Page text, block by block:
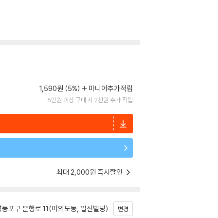
1,590원 (5%) 마니아추가적립
5만원 이상 구매 시 2천원 추가 적립
최대 2,000원 즉시할인
포구 은행로 11(여의도동, 일신빌딩) 변경